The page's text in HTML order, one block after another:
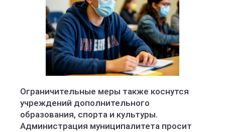
Ограничительные меры также коснутся
учреждений дополнительного
образования, спорта и культуры.
Администрация муниципалитета просит